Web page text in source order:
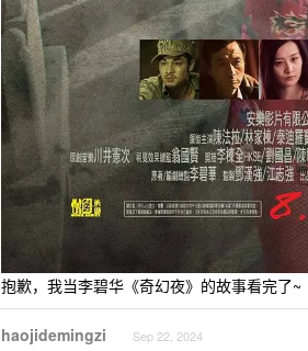
抱歉，我当李碧华《奇幻夜》的故事看完了~
haojidemingzi Sep 22, 2024